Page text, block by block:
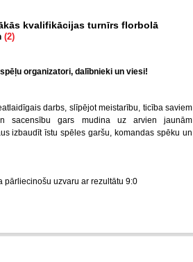
kvalifikācijas turnīrs florbolā
(2)
organizatori, dalībnieki un viesi!
darbs, slīpējot meistarību, ticība saviem
sacensību gars mudina uz arvien jaunām
izbaudīt īstu spēles garšu, komandas spēku un
pārliecinošu uzvaru ar rezultātu 9:0